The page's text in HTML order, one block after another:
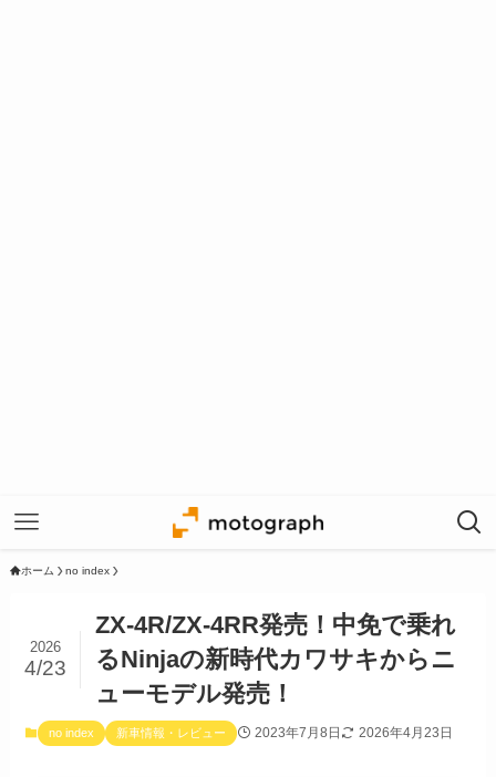
ホーム no index
ZX-4R/ZX-4RR発売！中免で乗れ
るNinjaの新時代カワサキからニ
ューモデル発売！
2026
4/23
no index 新車情報・レビュー 2023年7月8日 2026年4月23日